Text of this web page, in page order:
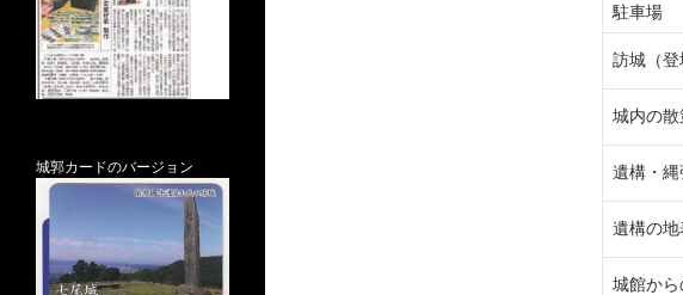
駐車場
訪城（
城内の散
遺構・
遺構の
城館から
城郭カードのバージョン